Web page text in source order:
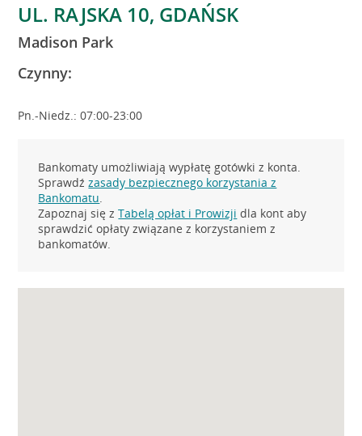
UL. RAJSKA 10, GDAŃSK
Madison Park
Czynny:
Pn.-Niedz.: 07:00-23:00
Bankomaty umożliwiają wypłatę gotówki z konta.
Sprawdźzasady bezpiecznego korzystania z
Bankomatu.
Zapoznaj się zTabelą opłat i Prowizji dla kont aby
sprawdzić opłaty związane z korzystaniem z
bankomatów.